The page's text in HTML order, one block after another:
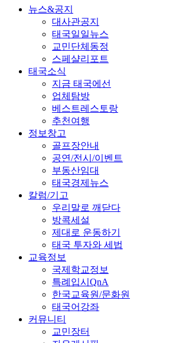
뉴스&공지
대사관공지
태국일일뉴스
교민단체동정
스페샬리포트
태국소식
지금 태국에선
업체탐방
베스트레스토랑
추천여행
정보창고
골프장안내
공연/전시/이벤트
부동산임대
태국경제뉴스
칼럼/기고
우리말로 깨닫다
방콕세설
제대로 운동하기
태국 투자와 세법
교육정보
국제학교정보
특례입시QnA
한국교육원/문화원
태국어강좌
커뮤니티
교민장터